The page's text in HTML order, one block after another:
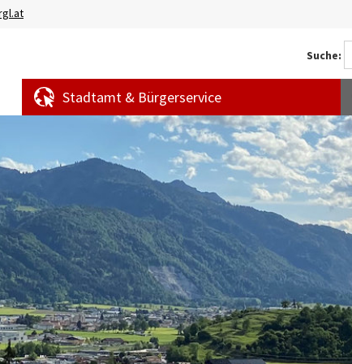
Suche:
Stadtamt & Bürgerservice
Amtstafel
Veranstaltungen
Bürgermeldungen